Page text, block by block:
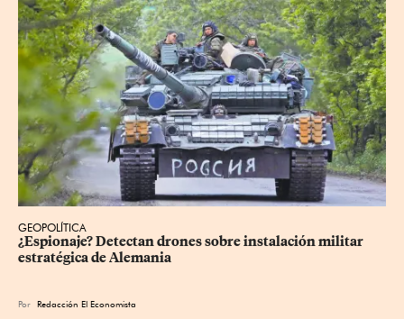
GEOPOLÍTICA
¿Espionaje? Detectan drones sobre instalación militar
estratégica de Alemania
Por Redacción El Economista